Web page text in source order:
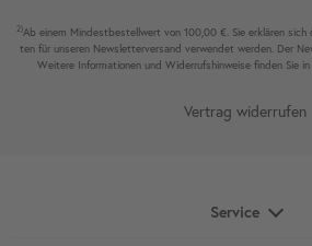
2)Ab einem Mindest­bestell­wert von 100,00 €. Sie erklären
ten für unseren News­letter­versand ver­wen­det werden. Der
Weitere Infor­mationen und Wider­rufshin­weise finden Sie in
Vertrag widerrufen
Service